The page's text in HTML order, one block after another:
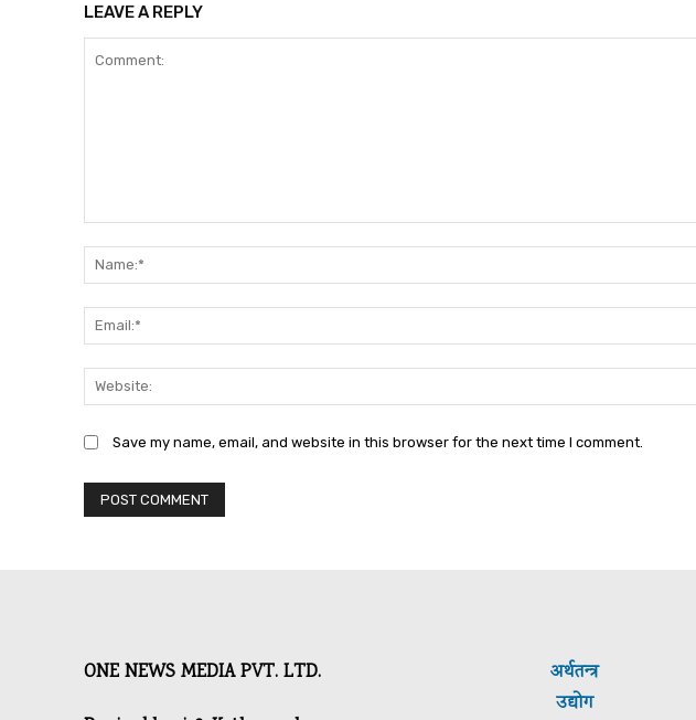
LEAVE A REPLY
Save my name, email, and website in this browser for the next time I comment.
ONE NEWS MEDIA PVT. LTD.
अर्थतन्त्र
उद्योग